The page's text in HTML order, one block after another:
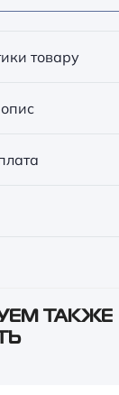
товару
ТАКЖЕ